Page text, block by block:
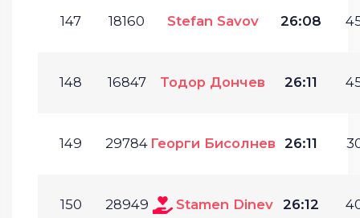
147 18160 Stefan Savov 26:08
148 16847 Тодор Дончев 26:11
149 29784 Георги Бисолнев 26:11
150 28949 Stamen Dinev 26:12